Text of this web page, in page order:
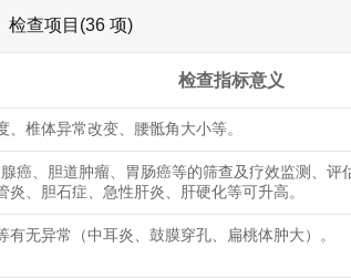
检查项目(36 项)
检查指标意义
、椎体异常改变、腰骶角大小等。
癌、胆道肿瘤、胃肠癌等的筛查及疗效监测、评
炎、胆石症、急性肝炎、肝硬化等可升高。
有无异常（中耳炎、鼓膜穿孔、扁桃体肿大）。